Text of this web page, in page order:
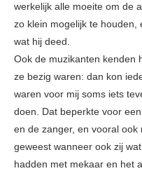
werkelijk alle moeite om de
zo klein mogelijk te houden,
wat hij deed.
Ook de muzikanten kenden
ze bezig waren: dan kon
waren voor mij soms iets
doen. Dat beperkte voor
en de zanger, en vooral
geweest wanneer ook zij
hadden met mekaar en het